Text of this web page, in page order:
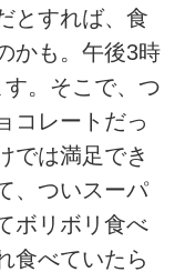
とすれば、食
かも。午後3時
。そこで、つ
コレートだっ
では満足でき
、ついスーパ
ボリボリ食べ
食べていたら